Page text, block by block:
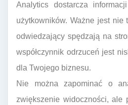
Analytics dostarcza
użytkowników. Ważne jest
odwiedzający spędzają na
współczynnik odrzuceń jest
dla Twojego biznesu.
Nie można zapominać o
zwiększenie widoczności, ale